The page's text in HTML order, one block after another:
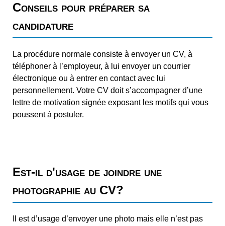
Conseils pour préparer sa
candidature
La procédure normale consiste à envoyer un CV, à
téléphoner à l’employeur, à lui envoyer un courrier
électronique ou à entrer en contact avec lui
personnellement. Votre CV doit s’accompagner d’une
lettre de motivation signée exposant les motifs qui vous
poussent à postuler.
Est-il d'usage de joindre une
photographie au CV?
Il est d’usage d’envoyer une photo mais elle n’est pas